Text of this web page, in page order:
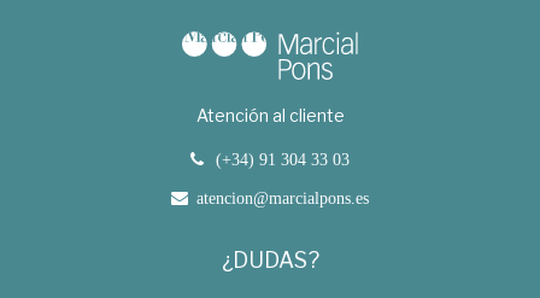
Atención al cliente
(+34) 91 304 33 03
atencion@marcialpons.es
¿DUDAS?